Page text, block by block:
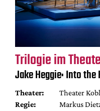
Trilogie im
Jake Heggie: Into the
Theater:
Theater
Regie:
Markus